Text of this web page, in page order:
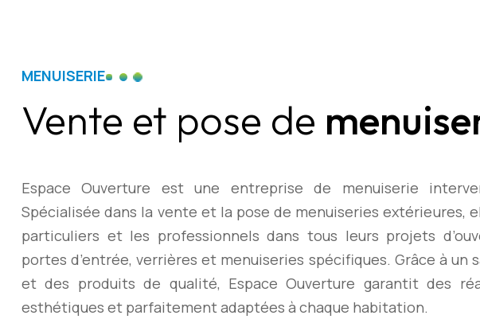
MENUISERIE
Vente et pose de
Espace Ouverture est une entreprise de menuiserie
Spécialisée dans la vente et la pose de menuiseries extérieures,
particuliers et les professionnels dans tous leurs projets
portes d’entrée, verrières et menuiseries spécifiques. Grâce à un
et des produits de qualité, Espace Ouverture garantit des
esthétiques et parfaitement adaptées à chaque habitation.